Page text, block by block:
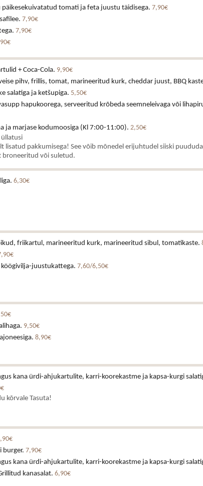
päikesekuivatatud tomati ja feta juustu täidisega. 7,90€
7,90€
7,90€
+ Coca-Cola. 9,90€
pihv, frillis, tomat, marineeritud kurk, cheddar juust, BBQ
salatiga ja ketšupiga. 5,50€
hapukoorega, serveeritud krõbeda seemneleivaga või
ja marjase kodumoosiga (Kl 7:00-11:00). 2,50€
lisatud pakkumisega! See võib mõnedel erijuhtudel siiski
või suletud.
6,30€
friikartul, marineeritud kurk, marineeritud sibul, tomatikaste.
juustukattega. 7,60/6,50€
9,50€
8,90€
kana ürdi-ahjukartulite, karri-koorekastme ja kapsa-kurgi
kõrvale Tasuta!
burger. 7,90€
kana ürdi-ahjukartulite, karri-koorekastme ja kapsa-kurgi
kanasalat. 6,90€